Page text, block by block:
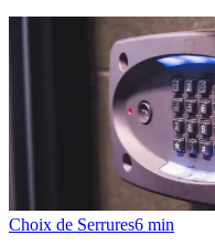
Choix de Serrures6 min